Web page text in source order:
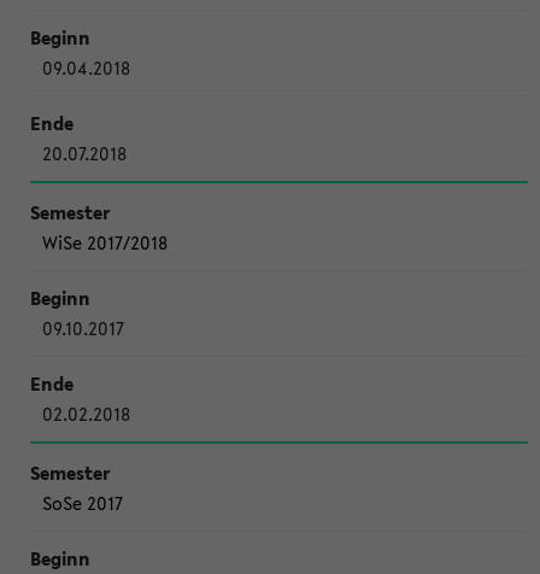
09.04.2018
20.07.2018
WiSe 2017/2018
09.10.2017
02.02.2018
SoSe 2017